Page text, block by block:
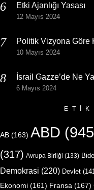
Etki Ajanlığı Yasası
12 Mayıs 2024
Politik Vizyona Göre
10 Mayıs 2024
İsrail Gazze’de Ne
6 Mayıs 2024
AB (163) ABD
(317) Avrupa Birliği (133)
Demokrasi (220) Devlet
Ekonomi (161) Fransa (167)